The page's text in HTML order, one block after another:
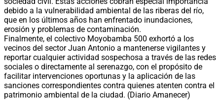
debido a la vulnerabilidad ambiental de las riberas del río,
que en los últimos años han enfrentado inundaciones,
erosión y problemas de contaminación.
Finalmente, el colectivo Moyobamba 500 exhortó a los
vecinos del sector Juan Antonio a mantenerse vigilantes y
reportar cualquier actividad sospechosa a través de las redes
sociales o directamente al serenazgo, con el propósito de
facilitar intervenciones oportunas y la aplicación de las
sanciones correspondientes contra quienes atenten contra el
patrimonio ambiental de la ciudad. (Diario Amanecer)